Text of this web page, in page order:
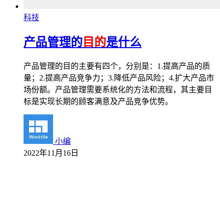
科技
产品管理的 目的是什么
产品管理的目的主要有四个，分别是：1.提高产品的质
量；2.提高产品竞争力；3.降低产品风险；4.扩大产品市
场份额。产品管理需要系统化的方法和流程，其主要目
标是实现长期的顾客满意及产品竞争优势。
小编
2022年11月16日